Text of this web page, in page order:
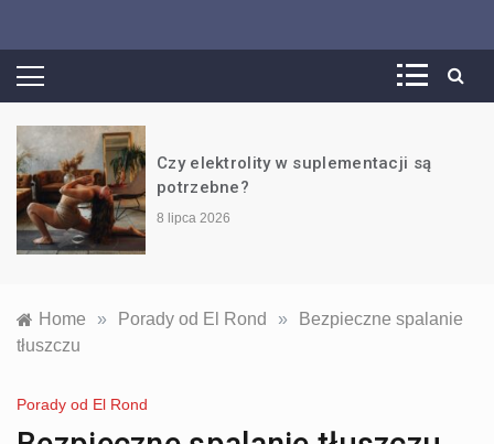
vademecum
wiedzy trening,
dieta i wiele
Czy elektrolity w suplementacji są
potrzebne?
8 lipca 2026
Home » Porady od El Rond »
Bezpieczne spalanie
tłuszczu
Porady od El Rond